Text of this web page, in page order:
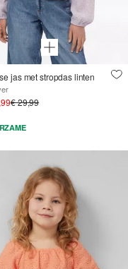
jas met stropdas linten
€ 29,99